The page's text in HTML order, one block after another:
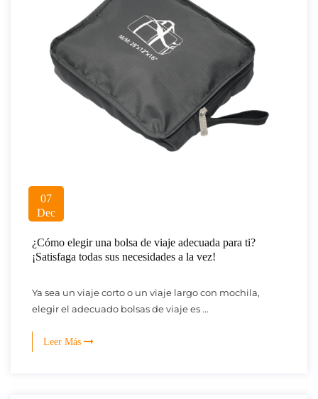
07
Dec
¿Cómo elegir una bolsa de viaje adecuada para ti?
¡Satisfaga todas sus necesidades a la vez!
Ya sea un viaje corto o un viaje largo con mochila,
elegir el adecuado bolsas de viaje es ...
Leer Más